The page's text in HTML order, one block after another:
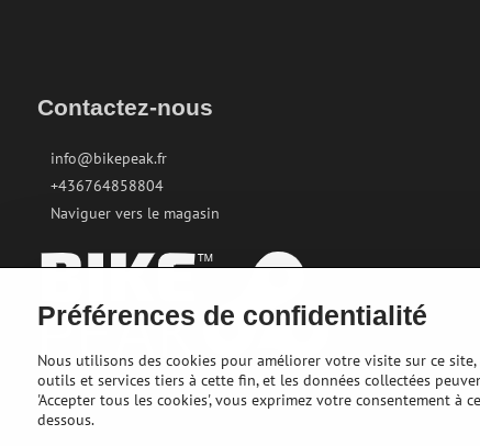
Contactez-nous
info@bikepeak.fr
+436764858804
Naviguer vers le magasin
Préférences de confidentialité
Nous utilisons des cookies pour améliorer votre visite sur ce
outils et services tiers à cette fin, et les données collectées
'Accepter tous les cookies', vous exprimez votre consentement
dessous.